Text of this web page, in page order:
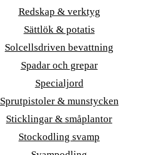
Redskap & verktyg
Sättlök & potatis
Solcellsdriven bevattning
Spadar och grepar
Specialjord
Sprutpistoler & munstycken
Sticklingar & småplantor
Stockodling svamp